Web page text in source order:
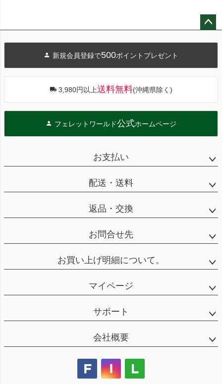
へ
新規会員登録で500ポイントプレゼント
3,980円以上送料無料(沖縄県除く)
フェレットワールド公式ホームページ
お支払い
配送・送料
返品・交換
お問合せ先
お買い上げ明細について。
マイページ
サポート
会社概要